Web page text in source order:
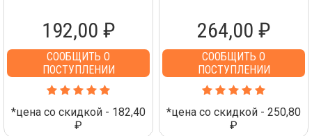
192,00 ₽
СООБЩИТЬ О
ПОСТУПЛЕНИИ
*цена со скидкой - 182,40
₽
264,00 ₽
СООБЩИТЬ О
ПОСТУПЛЕНИИ
*цена со скидкой - 250,80
₽